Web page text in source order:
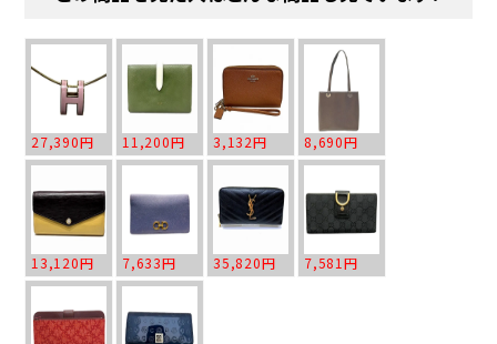
27,390円 11,200円 3,132円 8,690円
13,120円 7,633円 35,820円 7,581円